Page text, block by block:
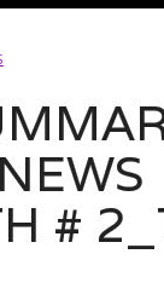
#